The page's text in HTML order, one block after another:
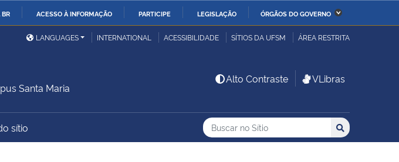
ACESSO À INFORMAÇÃO PARTICIPE LEGISLAÇÃO ÓRGÃOS DO GOVERNO
Ministério das Relações
Exteriores
Ministério da Economia Ministério da Infraestrutura
Ministério da Ciência,
Tecnologia, Inovações e
Controladoria-Geral da
LANGUAGES INTERNATIONAL ACESSIBILIDADE SÍTIOS DA UFSM ÁREA RESTRITA
Santa Maria
Alto Contraste VLibras
sítio Busca
Buscar no no Sítio
Busca: Buscar